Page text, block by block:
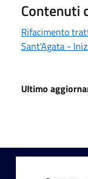
Contenuti
Rifacimento
Sant'Agata -
Ultimo